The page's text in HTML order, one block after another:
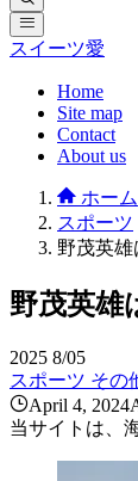
スイーツ愛
Home
Site map
Contact
About us
ホーム
スポーツ
野茂英
野茂英雄
2025 8/05
スポーツ その
April 4, 2024
当サイトは、